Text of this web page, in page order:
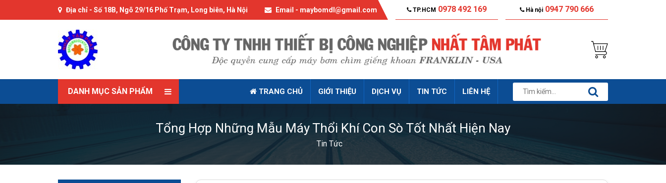
Địa chỉ - Số 18B, Ngõ 29/16 Phố Trạm, Long biên, Hà Nội Email - maybomdl@gmail.com TP.HCM 0978 492 169 Hà nội 0947 790 666
DANH MỤC SẢN PHẨM TRANG CHỦ GIỚI THIỆU DỊCH VỤ TIN TỨC LIÊN HỆ
Tổng Hợp Những Mẫu Máy Thổi Khí Con Sò Tốt Nhất Hiện Nay
Tin Tức